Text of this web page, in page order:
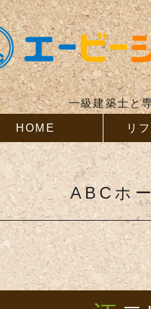
一級建築士と
HOME リ
ABCホ